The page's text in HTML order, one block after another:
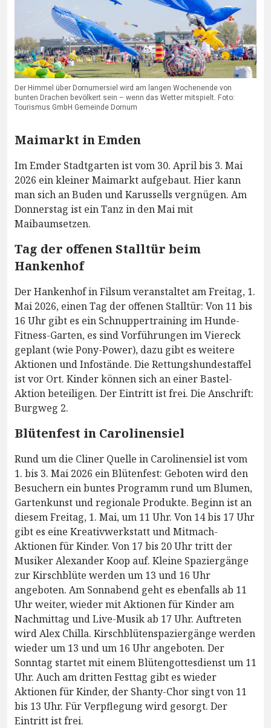
Der Himmel über Dornumersiel wird am langen Wochenende von
bunten Drachen bevölkert sein – wenn das Wetter mitspielt. Foto:
Tourismus GmbH Gemeinde Dornum
Maimarkt in Emden
Im Emder Stadtgarten ist vom 30. April bis 3. Mai
2026 ein kleiner Maimarkt aufgebaut. Hier kann
man sich an Buden und Karussells vergnügen. Am
Donnerstag ist ein Tanz in den Mai mit
Maibaumsetzen.
Tag der offenen Stalltür beim
Hankenhof
Der Hankenhof in Filsum veranstaltet am Freitag, 1.
Mai 2026, einen Tag der offenen Stalltür: Von 11 bis
16 Uhr gibt es ein Schnuppertraining im Hunde-
Fitness-Garten, es sind Vorführungen im Viereck
geplant (wie Pony-Power), dazu gibt es weitere
Aktionen und Infostände. Die Rettungshundestaffel
ist vor Ort. Kinder können sich an einer Bastel-
Aktion beteiligen. Der Eintritt ist frei. Die Anschrift:
Burgweg 2.
Blütenfest in Carolinensiel
Rund um die Cliner Quelle in Carolinensiel ist vom
1. bis 3. Mai 2026 ein Blütenfest: Geboten wird den
Besuchern ein buntes Programm rund um Blumen,
Gartenkunst und regionale Produkte. Beginn ist an
diesem Freitag, 1. Mai, um 11 Uhr. Von 14 bis 17 Uhr
gibt es eine Kreativwerkstatt und Mitmach-
Aktionen für Kinder. Von 17 bis 20 Uhr tritt der
Musiker Alexander Koop auf. Kleine Spaziergänge
zur Kirschblüte werden um 13 und 16 Uhr
angeboten. Am Sonnabend geht es ebenfalls ab 11
Uhr weiter, wieder mit Aktionen für Kinder am
Nachmittag und Live-Musik ab 17 Uhr. Auftreten
wird Alex Chilla. Kirschblütenspaziergänge werden
wieder um 13 und um 16 Uhr angeboten. Der
Sonntag startet mit einem Blütengottesdienst um 11
Uhr. Auch am dritten Festtag gibt es wieder
Aktionen für Kinder, der Shanty-Chor singt von 11
bis 13 Uhr. Für Verpflegung wird gesorgt. Der
Eintritt ist frei.